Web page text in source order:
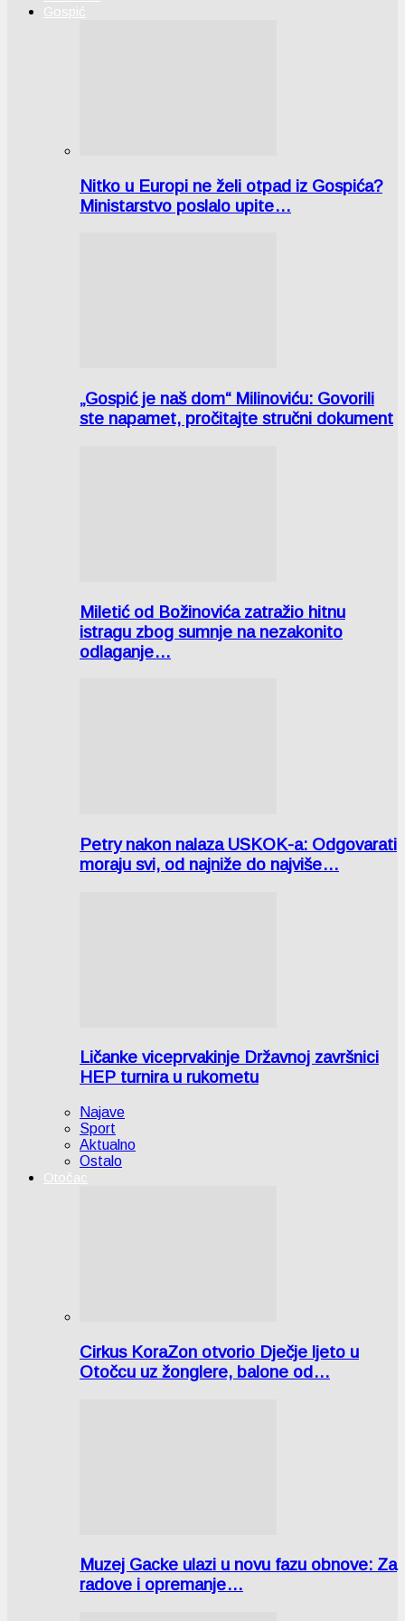
Gospić
Nitko u Europi ne želi otpad iz Gospića?
Ministarstvo poslalo upite…
„Gospić je naš dom“ Milinoviću: Govorili
ste napamet, pročitajte stručni dokument
Miletić od Božinovića zatražio hitnu
istragu zbog sumnje na nezakonito
odlaganje…
Petry nakon nalaza USKOK-a: Odgovarati
moraju svi, od najniže do najviše…
Ličanke viceprvakinje Državnoj završnici
HEP turnira u rukometu
Najave
Sport
Aktualno
Ostalo
Otočac
Cirkus KoraZon otvorio Dječje ljeto u
Otočcu uz žonglere, balone od…
Muzej Gacke ulazi u novu fazu obnove: Za
radove i opremanje…